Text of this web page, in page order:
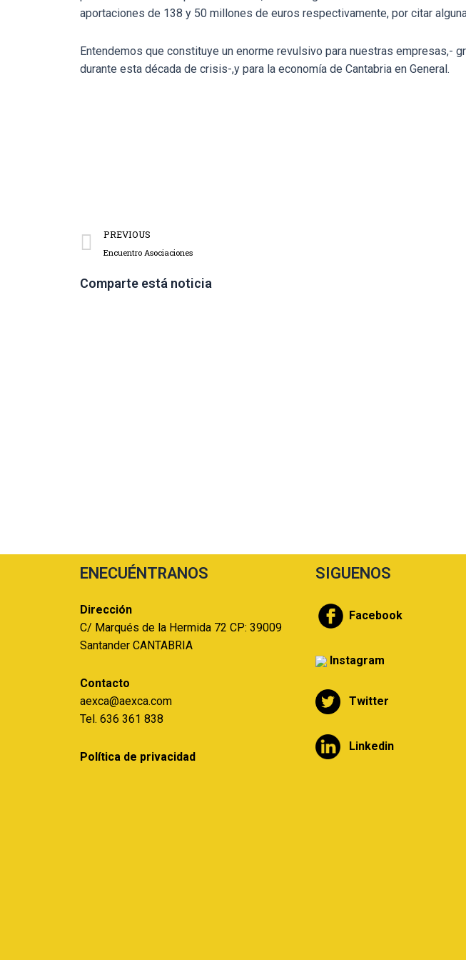
aportaciones de 138 y 50 millones de euros respectivamente, por citar
Entendemos que constituye un enorme revulsivo para nuestras empresas,-
durante esta década de crisis-,y para la economía de Cantabria en General.
PREVIOUS
Encuentro Asociaciones
Comparte está noticia
ENECUÉNTRANOS
Dirección
C/ Marqués de la Hermida 72 CP: 39009
Santander CANTABRIA
Contacto
aexca@aexca.com
Tel. 636 361 838
Política de privacidad
SIGUENOS
Facebook
Instagram
Twitter
Linkedin